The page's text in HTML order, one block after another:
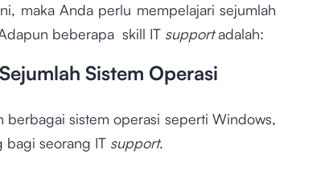
maka Anda perlu mempelajari sejumlah
beberapa skill IT supportadalah:
Sistem Operasi
berbagai sistem operasi seperti Windows,
bagi seorang IT support.